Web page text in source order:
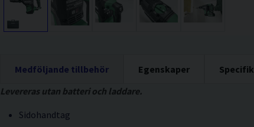
Medföljande tillbehör Egenskaper
Levereras utan batteri och laddare.
Sidohandtag